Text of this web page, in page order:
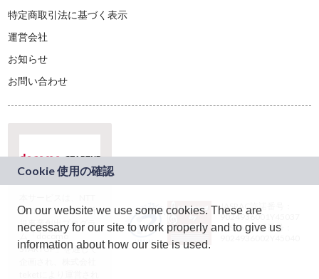
特定商取引法に基づく表示
運営会社
お知らせ
お問い合わせ
ドコモグループの新
規事業創出プログラ
ム「docomo
STARTUP」を通じて
JASRAC許諾番号：
9024936001Y45037
JASRAC許諾番号：
On our website we use some cookies. These are
necessary for our site to work properly and to give us
information about how our site is used.